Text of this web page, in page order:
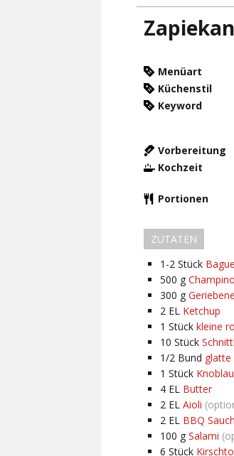
Menüart
Küchenstil
Keyword
Vorbereitung
Kochzeit
Portionen
ZUTATEN
1-2 Stück
500 g
300 g
2 EL Ketchup
1 Stück kleine
10 Stück
1/2 Bund glatte
1 Stück
4 EL Butter
2 EL Aioli
2 EL BBQ
100 g Salami
6 Stück